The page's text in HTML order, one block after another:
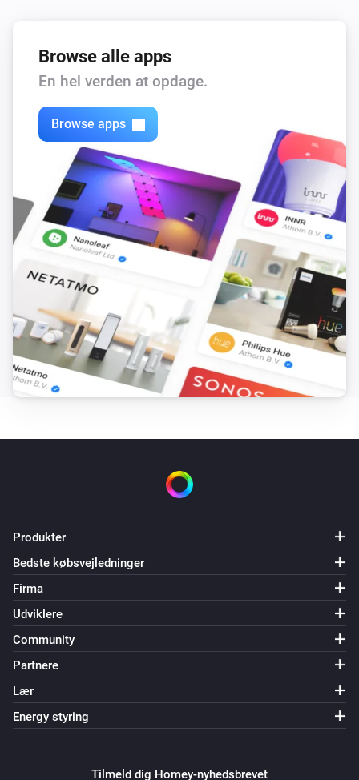
Browse alle apps
En hel verden at opdage.
Browse apps
Produkter
Bedste købsvejledninger
Firma
Udviklere
Community
Partnere
Lær
Energy styring
Tilmeld dig Homey-nyhedsbrevet